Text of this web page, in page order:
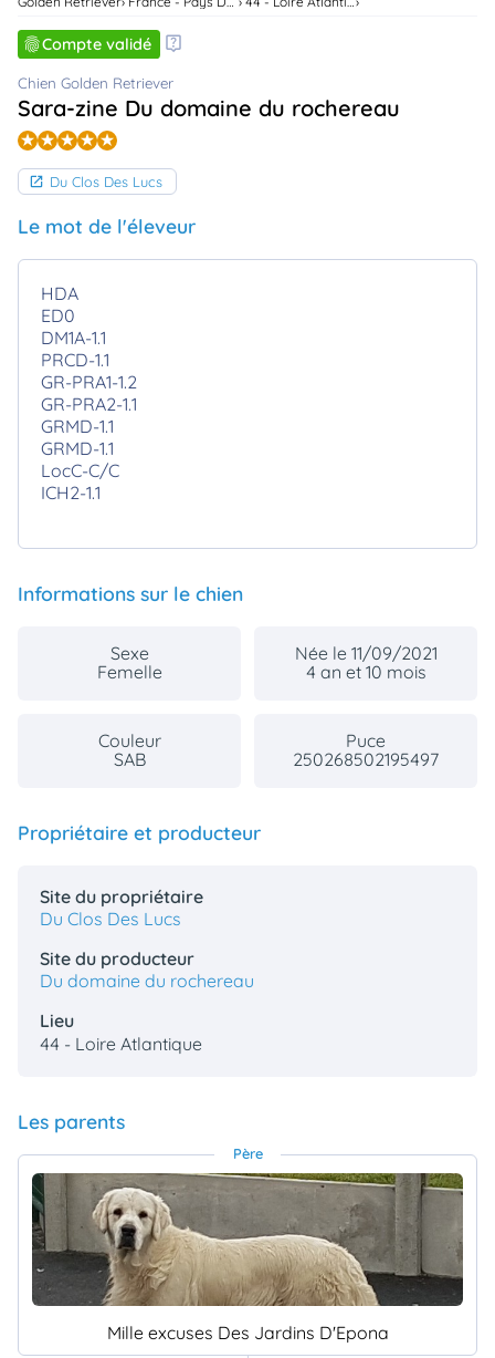
Connexion
Compte validé
Chien Golden Retriever
Sara-zine Du domaine du rochereau
Du Clos Des Lucs
Le mot de l'éleveur
HDA
ED0
DM1A-1.1
PRCD-1.1
GR-PRA1-1.2
GR-PRA2-1.1
GRMD-1.1
GRMD-1.1
LocC-C/C
ICH2-1.1
Informations sur le chien
Sexe
Femelle
Née le 11/09/2021
4 an et 10 mois
Couleur
SAB
Puce
250268502195497
Propriétaire et producteur
Site du propriétaire
Du Clos Des Lucs
Site du producteur
Du domaine du rochereau
Lieu
44 - Loire Atlantique
Les parents
Père
Mille excuses Des Jardins D'Epona